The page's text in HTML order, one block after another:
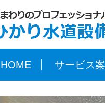
HOME サービス